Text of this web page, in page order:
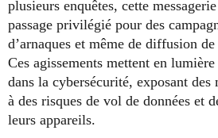
plusieurs enquêtes, cette
passage privilégié pour des
d’arnaques et même de diffusion
Ces agissements mettent en
dans la cybersécurité, exposant
à des risques de vol de données et
leurs appareils.